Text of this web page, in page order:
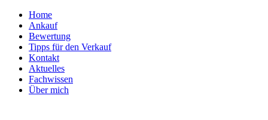
Home
Ankauf
Bewertung
Tipps für den Verkauf
Kontakt
Aktuelles
Fachwissen
Über mich